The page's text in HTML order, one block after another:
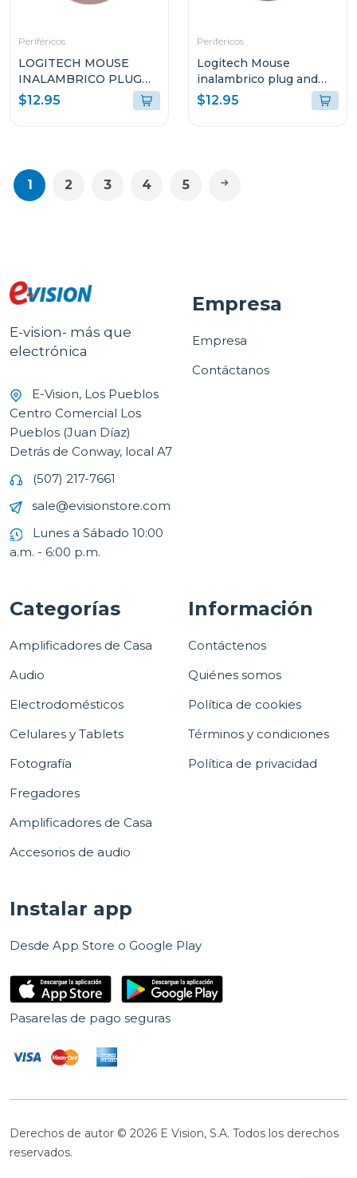
Periféricos
LOGITECH MOUSE
INALAMBRICO PLUG
AND PLAY ROSADO
M170
$12.95
Periféricos
Logitech Mouse
inalambrico plug and
play negro m170
$12.95
1 2 3 4 5
E-vision- más que
electrónica
E-Vision, Los Pueblos
Centro Comercial Los
Pueblos (Juan Díaz)
Detrás de Conway, local A7
(507) 217-7661
sale@evisionstore.com
Lunes a Sábado 10:00
a.m. - 6:00 p.m.
Empresa
Empresa
Contáctanos
Categorías
Amplificadores de Casa
Audio
Electrodomésticos
Celulares y Tablets
Fotografía
Fregadores
Amplificadores de Casa
Accesorios de audio
Información
Contáctenos
Quiénes somos
Política de cookies
Términos y condiciones
Política de privacidad
Instalar app
Desde App Store o Google Play
Pasarelas de pago seguras
Derechos de autor © 2026 E Vision, S.A. Todos los derechos
reservados.